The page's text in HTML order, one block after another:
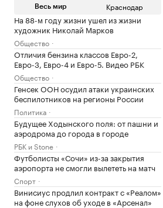
Весь мир Краснодар
На 88-м году жизни ушел из жизни
художник Николай Марков
Общество
Отличия бензина классов Евро-2,
Евро-3, Евро-4 и Евро-5. Видео РБК
Общество
Генсек ООН осудил атаки украинских
беспилотников на регионы России
Политика
Будущее Ходынского поля: от пашни и
аэродрома до города в городе
РБК и Stone
Футболисты «Сочи» из-за закрытия
аэропорта не смогли вылететь на матч
Спорт
Винисиус продлил контракт с «Реалом»
на фоне слухов об уходе в «Арсенал»